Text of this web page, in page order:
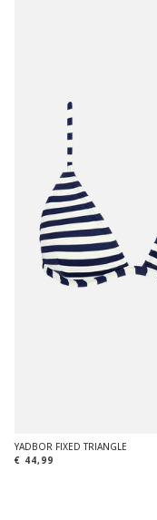
YADBOR FIXED TRIANGLE
€ 44,99